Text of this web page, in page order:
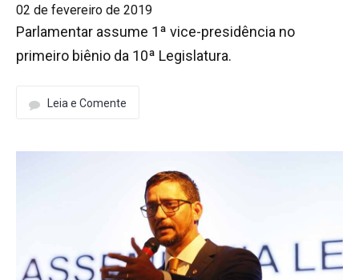
02 de fevereiro de 2019
Parlamentar assume 1ª vice-presidência no
primeiro biênio da 10ª Legislatura.
Leia e Comente